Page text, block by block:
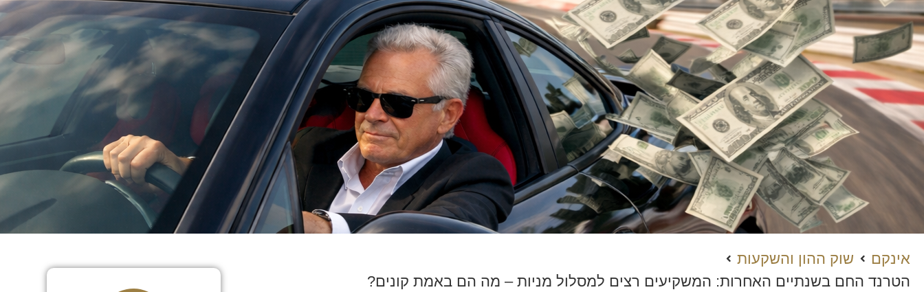
אינקם
שוק ההון והשקעות
הטרנד החם בשנתיים האחרות: המשקיעים רצים למסלול מניות – מה הם באמת קונים?